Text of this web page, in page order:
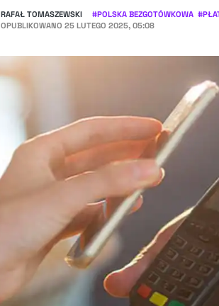
RAFAŁ TOMASZEWSKI #POLSKA BEZGOTÓWKOWA #
OPUBLIKOWANO 25 LUTEGO 2025, 05:08